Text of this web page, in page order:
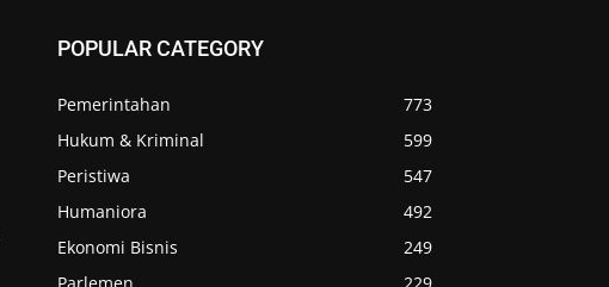
POPULAR CATEGORY
Pemerintahan
773
Hukum & Kriminal
599
Peristiwa
547
Humaniora
492
Ekonomi Bisnis
249